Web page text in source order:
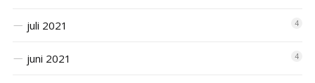
juli 2021 4
juni 2021 4